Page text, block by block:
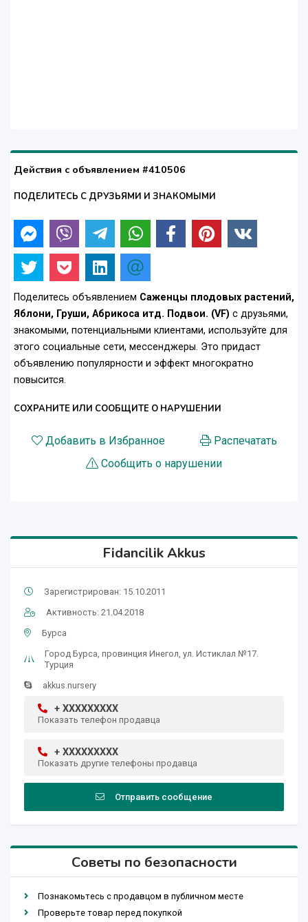
Действия с объявлением #410506
ПОДЕЛИТЕСЬ С ДРУЗЬЯМИ И ЗНАКОМЫМИ
Поделитесь объявлением Саженцы плодовых растений,
Яблони, Груши, Абрикоса итд. Подвои. (VF) с друзьями,
знакомыми, потенциальными клиентами, используйте для
этого социальные сети, мессенджеры. Это придаст
объявлению популярности и эффект многократно
повысится.
СОХРАНИТЕ ИЛИ СООБЩИТЕ О НАРУШЕНИИ
Добавить в Избранное
Распечатать
Сообщить о нарушении
Fidancilik Akkus
Зарегистрирован: 15.10.2011
Активность: 21.04.2018
Бурса
Город Бурса, провинция Инегол, ул. Истиклал №17.
Турция
akkus.nursery
+ XXXXXXXXX
Показать телефон продавца
+ XXXXXXXXX
Показать другие телефоны продавца
Отправить сообщение
Советы по безопасности
Познакомьтесь с продавцом в публичном месте
Проверьте товар перед покупкой